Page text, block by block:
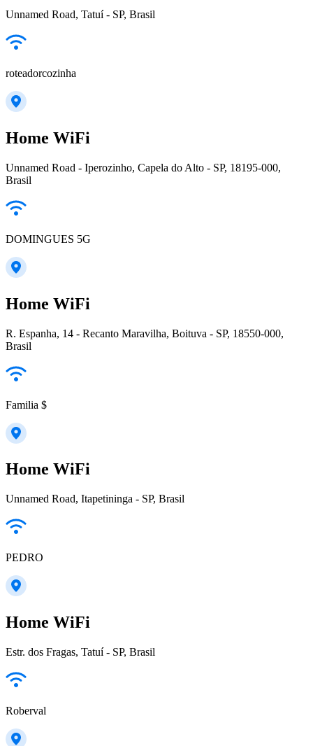
Unnamed Road, Tatuí - SP, Brasil
roteadorcozinha
Home WiFi
Unnamed Road - Iperozinho, Capela do Alto - SP, 18195-000,
Brasil
DOMINGUES 5G
Home WiFi
R. Espanha, 14 - Recanto Maravilha, Boituva - SP, 18550-000,
Brasil
Familia $
Home WiFi
Unnamed Road, Itapetininga - SP, Brasil
PEDRO
Home WiFi
Estr. dos Fragas, Tatuí - SP, Brasil
Roberval